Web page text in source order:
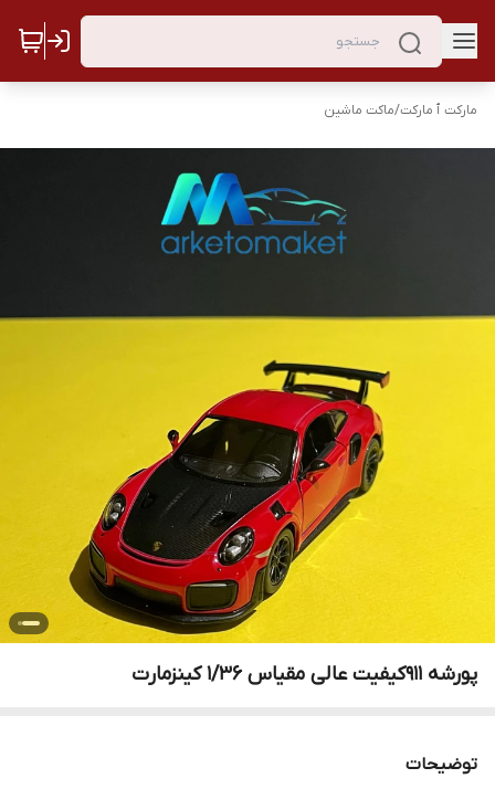
مارکت ٱ مارکت/ماکت ماشین
پورشه ۹۱۱کیفیت عالی مقیاس ۱/۳۶ کینزمارت
توضیحات